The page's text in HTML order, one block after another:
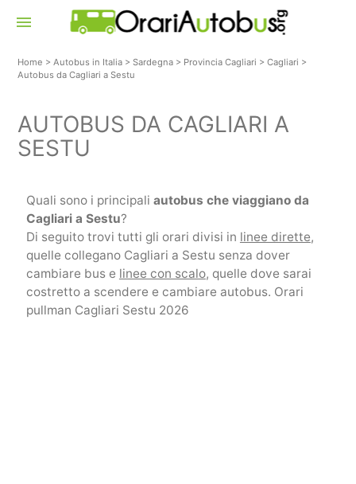
menu
Home >Autobus in Italia >Sardegna > Provincia Cagliari >Cagliari >
Autobus da Cagliari a Sestu
AUTOBUS DA CAGLIARI A
SESTU
Quali sono i principali autobus che viaggiano da
Cagliari a Sestu?
Di seguito trovi tutti gli orari divisi in linee dirette,
quelle collegano Cagliari a Sestu senza dover
cambiare bus e linee con scalo, quelle dove sarai
costretto a scendere e cambiare autobus. Orari
pullman Cagliari Sestu 2026